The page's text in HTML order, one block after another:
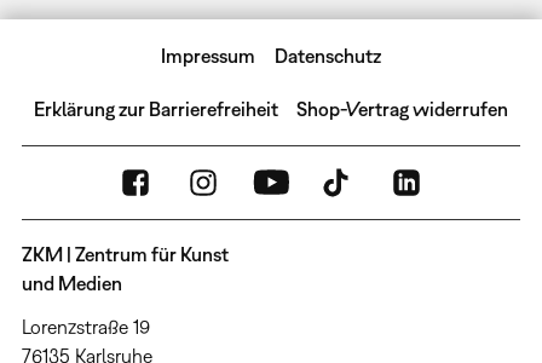
Impressum Datenschutz
Erklärung zur Barrierefreiheit Shop-Vertrag widerrufen
ZKM | Zentrum für Kunst
und Medien
Lorenzstraße 19
76135 Karlsruhe